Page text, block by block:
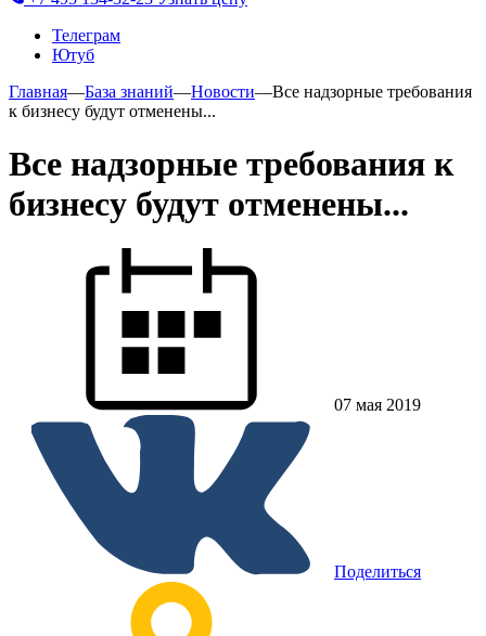
Телеграм
Ютуб
Главная—База знаний—Новости—Все надзорные требования
к бизнесу будут отменены...
Все надзорные требования к
бизнесу будут отменены...
07 мая 2019
Поделиться